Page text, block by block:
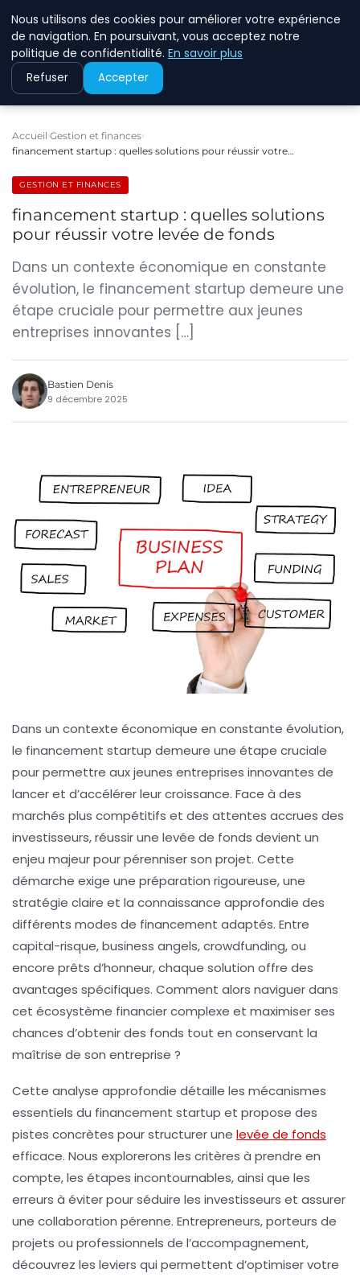
ECOMMCODE2
Accueil Gestion et finances
financement startup : quelles solutions pour réussir votre…
GESTION ET FINANCES
financement startup : quelles solutions
pour réussir votre levée de fonds
Dans un contexte économique en constante
évolution, le financement startup demeure une
étape cruciale pour permettre aux jeunes
entreprises innovantes […]
Bastien Denis
9 décembre 2025
Dans un contexte économique en constante évolution,
le financement startup demeure une étape cruciale
pour permettre aux jeunes entreprises innovantes de
lancer et d’accélérer leur croissance. Face à des
marchés plus compétitifs et des attentes accrues des
investisseurs, réussir une levée de fonds devient un
enjeu majeur pour pérenniser son projet. Cette
démarche exige une préparation rigoureuse, une
stratégie claire et la connaissance approfondie des
différents modes de financement adaptés. Entre
capital-risque, business angels, crowdfunding, ou
encore prêts d’honneur, chaque solution offre des
avantages spécifiques. Comment alors naviguer dans
cet écosystème financier complexe et maximiser ses
chances d’obtenir des fonds tout en conservant la
maîtrise de son entreprise ?
Cette analyse approfondie détaille les mécanismes
essentiels du financement startup et propose des
pistes concrètes pour structurer une levée de fonds
efficace. Nous explorerons les critères à prendre en
compte, les étapes incontournables, ainsi que les
erreurs à éviter pour séduire les investisseurs et assurer
une collaboration pérenne. Entrepreneurs, porteurs de
projets ou professionnels de l’accompagnement,
découvrez les leviers qui permettent d’optimiser votre
Nous utilisons des cookies pour améliorer votre expérience
de navigation. En poursuivant, vous acceptez notre
politique de confidentialité. En savoir plus
Refuser Accepter